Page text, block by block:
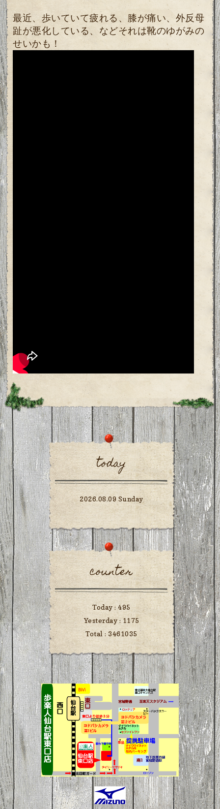
最近、歩いていて疲れる、膝が痛い、外反母
趾が悪化している、などそれは靴のゆがみの
せいかも！
today
2026.08.09 Sunday
counter
Today :495
Yesterday : 1175
Total : 3461035